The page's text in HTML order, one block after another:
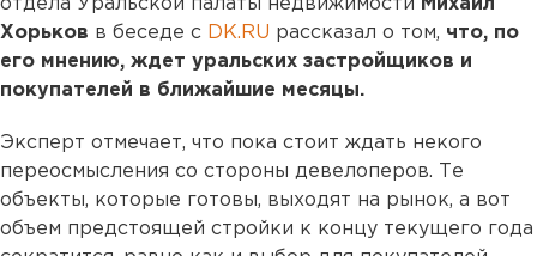
отдела Уральской палаты недвижимости Михаил
Хорьков в беседе с DK.RU рассказал о том, что, по
его мнению, ждет уральских застройщиков и
покупателей в ближайшие месяцы.
Эксперт отмечает, что пока стоит ждать некого
переосмысления со стороны девелоперов. Те
объекты, которые готовы, выходят на рынок, а вот
объем предстоящей стройки к концу текущего года